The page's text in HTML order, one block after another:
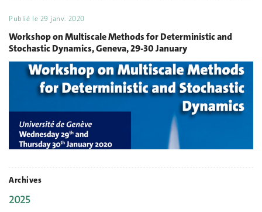
Publié le 29 janv. 2020
Workshop on Multiscale Methods for Deterministic and
Stochastic Dynamics, Geneva, 29-30 January
Archives
2025